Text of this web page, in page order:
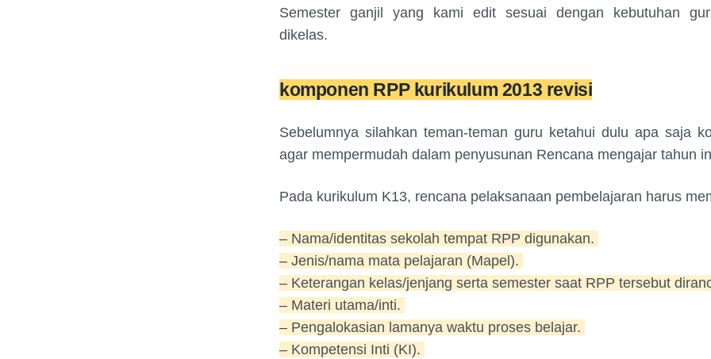
Semester ganjil yang kami edit sesuai dengan kebutuhan
dikelas.
komponen RPP kurikulum 2013 revisi
Sebelumnya silahkan teman-teman guru ketahui dulu apa saja
agar mempermudah dalam penyusunan Rencana mengajar tahun
Pada kurikulum K13, rencana pelaksanaan pembelajaran harus
– Nama/identitas sekolah tempat RPP digunakan.
– Jenis/nama mata pelajaran (Mapel).
– Keterangan kelas/jenjang serta semester saat RPP tersebut
– Materi utama/inti.
– Pengalokasian lamanya waktu proses belajar.
– Kompetensi Inti (KI).